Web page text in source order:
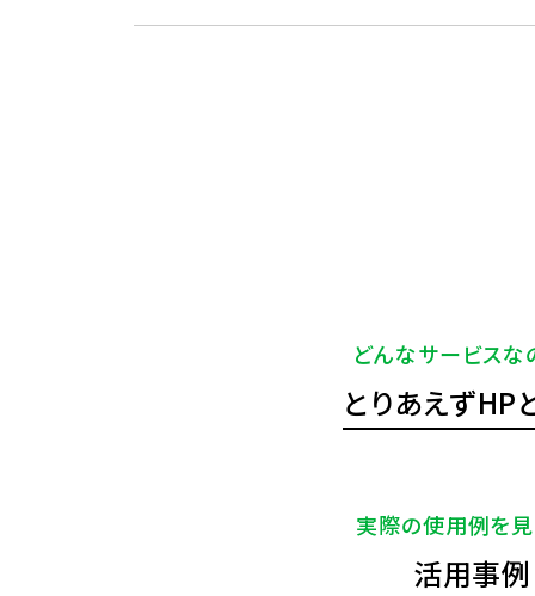
どんなサービスな
とりあえずHP
実際の使用例を見
活用事例